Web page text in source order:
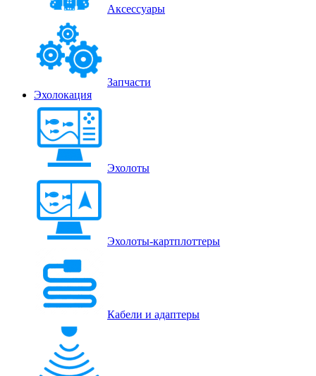
Аксессуары
Запчасти
Эхолокация
Эхолоты
Эхолоты-картплоттеры
Кабели и адаптеры